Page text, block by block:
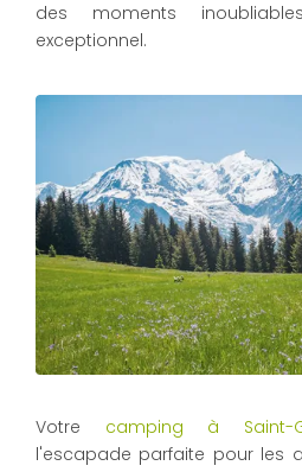
des moments
exceptionnel.
Votre camping à Saint-
l'escapade parfaite pour les